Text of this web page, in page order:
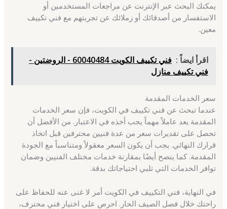
يمكنك البحث عبر الإنترنت عن مراجعات المستخدمين أو
الاستفسار من أصدقائك أو زملائك عن تجربتهم مع فني تكييف
معين.
اقرأ ايضاً :
فني تكييف الكويت 60040484 - الروضتين -
فني تكييف منازل
سعر الخدمات المقدمة
عندما تبحث عن فني تكييف في الكويت، فإن سعر الخدمات
المقدمة يعد عاملاً مهماً يجب أخذه في الاعتبار. من الأفضل أن
تحصل على تقديرات سعر من عدة فنيين محترفين قبل اتخاذ
قرارك النهائي. يجب أن يكون السعر معقولاً ومتناسباً مع الجودة
المقدمة. كما ينصح أيضًا بمقارنة خدمات مختلف الفنيين وضمان
توافر الخدمات التي تلبي احتياجاتك بدقة.
في النهاية، فني التكييف في الكويت أمر لا غنى عنه للحفاظ على
راحتك خلال فصل الصيف الحار. احرص على اختيار فني محترف،